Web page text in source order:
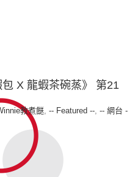
包 X 龍蝦茶碗蒸》 第21
教煮餸, -- Featured --, -- 網台 -